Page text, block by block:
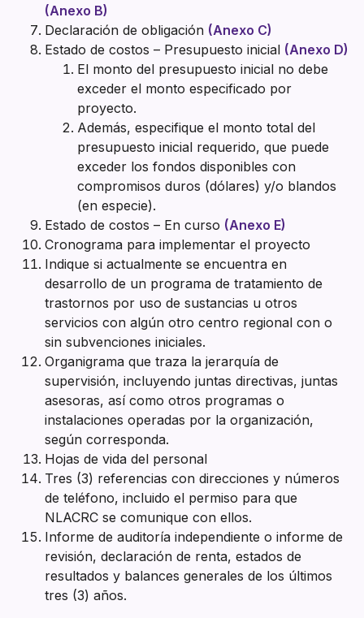
(Anexo B)
Declaración de obligación (Anexo C)
Estado de costos – Presupuesto inicial (Anexo D)
El monto del presupuesto inicial no debe
exceder el monto especificado por
proyecto.
Además, especifique el monto total del
presupuesto inicial requerido, que puede
exceder los fondos disponibles con
compromisos duros (dólares) y/o blandos
(en especie).
Estado de costos – En curso (Anexo E)
Cronograma para implementar el proyecto
Indique si actualmente se encuentra en
desarrollo de un programa de tratamiento de
trastornos por uso de sustancias u otros
servicios con algún otro centro regional con o
sin subvenciones iniciales.
Organigrama que traza la jerarquía de
supervisión, incluyendo juntas directivas, juntas
asesoras, así como otros programas o
instalaciones operadas por la organización,
según corresponda.
Hojas de vida del personal
Tres (3) referencias con direcciones y números
de teléfono, incluido el permiso para que
NLACRC se comunique con ellos.
Informe de auditoría independiente o informe de
revisión, declaración de renta, estados de
resultados y balances generales de los últimos
tres (3) años.